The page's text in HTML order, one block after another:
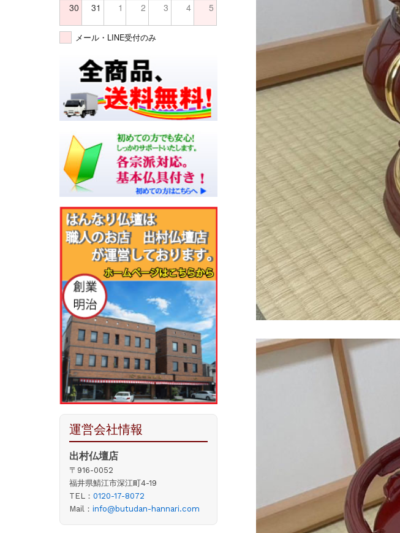
30 31 1 2 3 4 5
メール・LINE受付のみ
運営会社情報
出村仏壇店
〒916-0052
福井県鯖江市深江町4-19
TEL： 0120-17-8072
Mail： info@butudan-hannari.com